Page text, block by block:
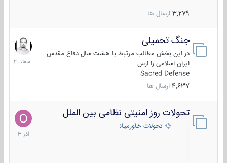
3,279 ارسال ها
جنگ تحمیلی
در این بخش مطالب مرتبط با هشت سال دفاع مقدس
ایران اسلامی را ارس
Sacred Defense
4,637 ارسال ها
20
اسفند
1403
تحولات روز امنیتی نظامی بین الملل
تحولات خاورمیانه
21
آذر
1403